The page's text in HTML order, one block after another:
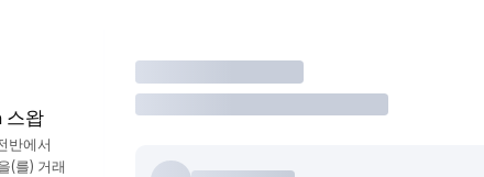
스왑
반에서
(를) 거래
거래